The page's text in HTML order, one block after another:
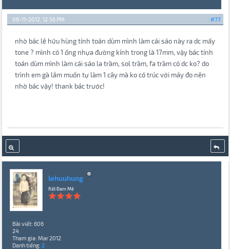
#77
06-11-2012, 12:56 PM
nhờ bác lê hữu hùng tính toán dùm mình làm cái sáo này ra dc mấy
tone ? mình có 1 ống nhựa đường kính trong là 17mm, vậy bác tính
toán dùm mình làm cái sáo la trầm, sol trầm, fa trầm có dc ko? do
trình em gà lắm muốn tự làm 1 cây mà ko có trúc với máy đo nên
nhờ bác vậy! thank bác trước!
lehuuhung
Rất Đam Mê
Bài viết: 606
24
Tham gia: Mar 2012
Danh tiếng: 2